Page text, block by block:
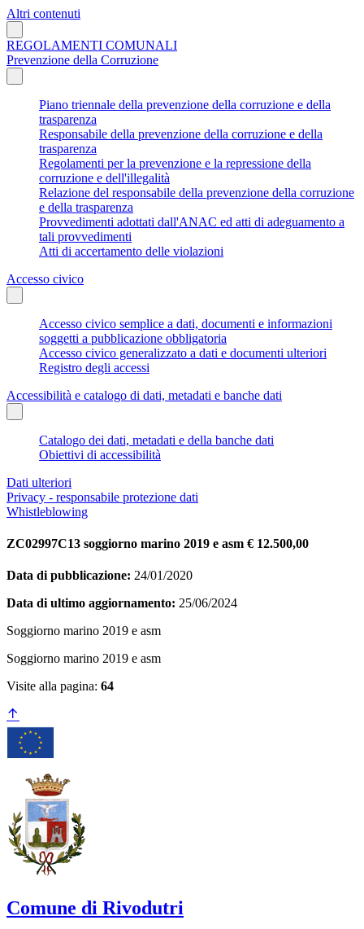
Altri contenuti
REGOLAMENTI COMUNALI
Prevenzione della Corruzione
Piano triennale della prevenzione della corruzione e della
trasparenza
Responsabile della prevenzione della corruzione e della
trasparenza
Regolamenti per la prevenzione e la repressione della
corruzione e dell'illegalità
Relazione del responsabile della prevenzione della corruzione
e della trasparenza
Provvedimenti adottati dall'ANAC ed atti di adeguamento a
tali provvedimenti
Atti di accertamento delle violazioni
Accesso civico
Accesso civico semplice a dati, documenti e informazioni
soggetti a pubblicazione obbligatoria
Accesso civico generalizzato a dati e documenti ulteriori
Registro degli accessi
Accessibilità e catalogo di dati, metadati e banche dati
Catalogo dei dati, metadati e della banche dati
Obiettivi di accessibilità
Dati ulteriori
Privacy - responsabile protezione dati
Whistleblowing
ZC02997C13 soggiorno marino 2019 e asm € 12.500,00
Data di pubblicazione: 24/01/2020
Data di ultimo aggiornamento: 25/06/2024
Soggiorno marino 2019 e asm
Soggiorno marino 2019 e asm
Visite alla pagina: 64
Comune di Rivodutri